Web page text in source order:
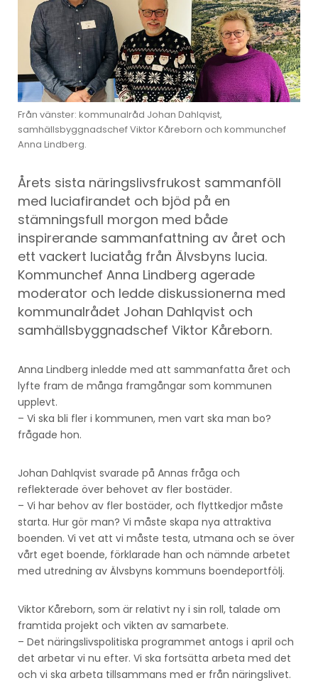
Från vänster: kommunalråd Johan Dahlqvist,
samhällsbyggnadschef Viktor Kåreborn och kommunchef
Anna Lindberg.
Årets sista näringslivsfrukost sammanföll
med luciafirandet och bjöd på en
stämningsfull morgon med både
inspirerande sammanfattning av året och
ett vackert luciatåg från Älvsbyns lucia.
Kommunchef Anna Lindberg agerade
moderator och ledde diskussionerna med
kommunalrådet Johan Dahlqvist och
samhällsbyggnadschef Viktor Kåreborn.
Anna Lindberg inledde med att sammanfatta året och
lyfte fram de många framgångar som kommunen
upplevt.
– Vi ska bli fler i kommunen, men vart ska man bo?
frågade hon.
Johan Dahlqvist svarade på Annas fråga och
reflekterade över behovet av fler bostäder.
– Vi har behov av fler bostäder, och flyttkedjor måste
starta. Hur gör man? Vi måste skapa nya attraktiva
boenden. Vi vet att vi måste testa, utmana och se över
vårt eget boende, förklarade han och nämnde arbetet
med utredning av Älvsbyns kommuns boendeportfölj.
Viktor Kåreborn, som är relativt ny i sin roll, talade om
framtida projekt och vikten av samarbete.
– Det näringslivspolitiska programmet antogs i april och
det arbetar vi nu efter. Vi ska fortsätta arbeta med det
och vi ska arbeta tillsammans med er från näringslivet.